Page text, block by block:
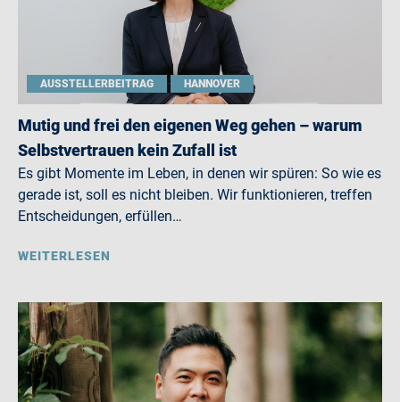
AUSSTELLERBEITRAG HANNOVER
Mutig und frei den eigenen Weg gehen – warum
Selbstvertrauen kein Zufall ist
Es gibt Momente im Leben, in denen wir spüren: So wie es
gerade ist, soll es nicht bleiben. Wir funktionieren, treffen
Entscheidungen, erfüllen…
WEITERLESEN